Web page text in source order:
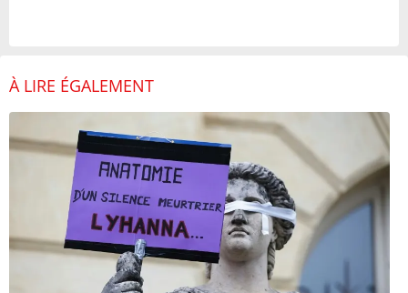
À LIRE ÉGALEMENT